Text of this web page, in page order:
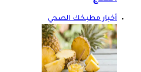
أخبار مطبخك الصحي